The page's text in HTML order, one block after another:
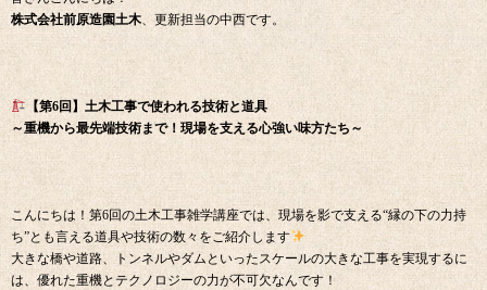
株式会社前原造園土木、更新担当の中西です。
【第6回】土木工事で使われる技術と道具
～重機から最先端技術まで！現場を支える心強い味方たち～
こんにちは！第6回の土木工事雑学講座では、現場を影で支える“縁の下の力持
ち”とも言える道具や技術の数々をご紹介します
大きな橋や道路、トンネルやダムといったスケールの大きな工事を実現するに
は、優れた重機とテクノロジーの力が不可欠なんです！